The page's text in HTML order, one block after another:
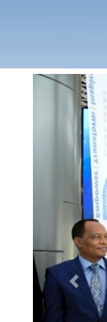
Previous